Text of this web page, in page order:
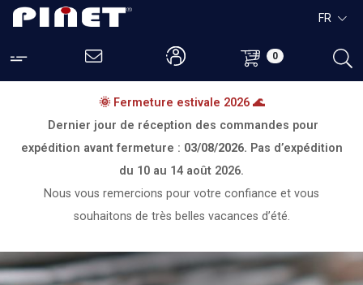
0
FR
🌞 Fermeture estivale 2026 🌊
Dernier jour de réception des commandes pour
expédition avant fermeture : 03/08/2026. Pas d’expédition
du 10 au 14 août 2026.
Nous vous remercions pour votre confiance et vous
souhaitons de très belles vacances d’été.